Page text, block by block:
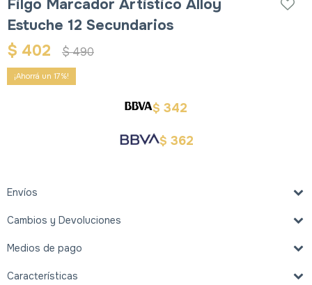
Filgo Marcador Artistico Alloy
Estuche 12 Secundarios
$ 402 $490
17
$ 342
$ 362
Envíos
Cambios y Devoluciones
Medios de pago
Características